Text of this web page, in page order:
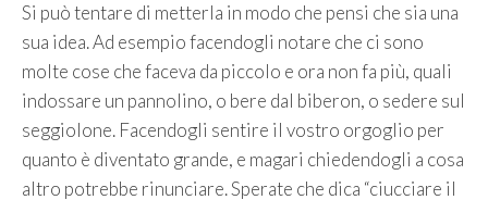
Si può tentare di metterla in modo che pensi che sia una
sua idea. Ad esempio facendogli notare che ci sono
molte cose che faceva da piccolo e ora non fa più, quali
indossare un pannolino, o bere dal biberon, o sedere sul
seggiolone. Facendogli sentire il vostro orgoglio per
quanto è diventato grande, e magari chiedendogli a cosa
altro potrebbe rinunciare. Sperate che dica “ciucciare il